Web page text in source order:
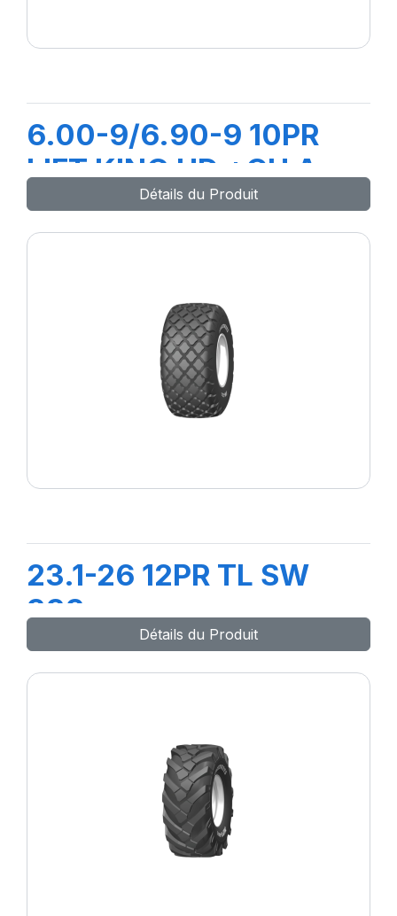
6.00-9/6.90-9 10PR
LIFT KING HD +CH A
AIR + FLAPDétails du Produit
23.1-26 12PR TL SW
333
Détails du Produit